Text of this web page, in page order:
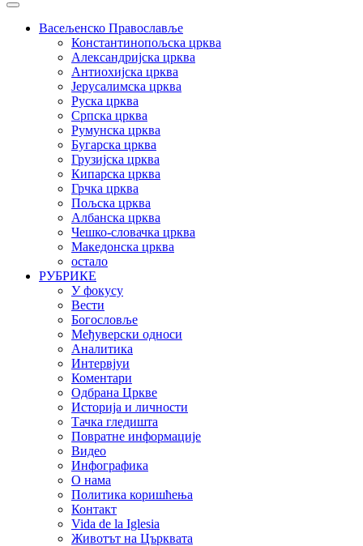
Васељенско Православље
Константинопољска црква
Александријска црква
Антиохијска црква
Јерусалимска црква
Руска црква
Српска црква
Румунска црква
Бугарска црква
Грузијска црква
Кипарска црква
Грчка црква
Пољска црква
Албанска црква
Чешко-словачка црква
Македонска црква
остало
РУБРИКЕ
У фокусу
Вести
Богословље
Међуверски односи
Аналитика
Интервјуи
Коментари
Одбрана Цркве
Историја и личности
Тачка гледишта
Повратне информације
Видео
Инфографика
О нама
Политика коришћења
Контакт
Vida de la Iglesia
Животът на Църквата